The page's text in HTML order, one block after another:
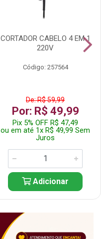
CORTADOR CABELO 4 EM 1
220V
Código: 257564
De: R$ 59,99
Por: R$ 49,99
Pix 5% OFF R$ 47,49
ou em até 1x R$ 49,99 Sem
Juros
Adicionar